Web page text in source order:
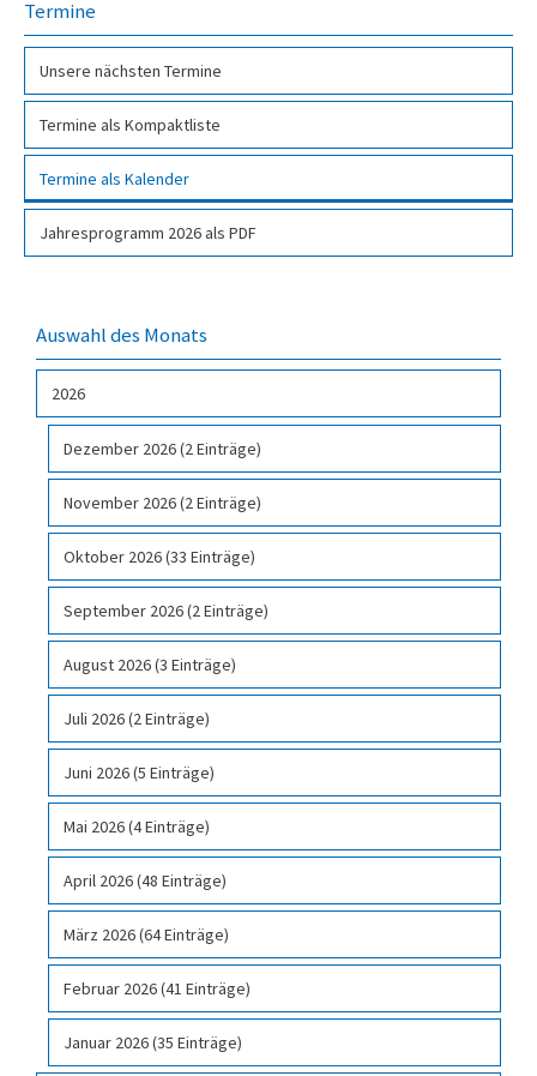
Termine
Unsere nächsten Termine
Termine als Kompakt­liste
Termine als Kalender
Jahresprogramm 2026 als PDF­
Auswahl des Monats
2026
Dezember 2026 (2 Einträge)
November 2026 (2 Einträge)
Oktober 2026 (33 Einträge)
September 2026 (2 Einträge)
August 2026 (3 Einträge)
Juli 2026 (2 Einträge)
Juni 2026 (5 Einträge)
Mai 2026 (4 Einträge)
April 2026 (48 Einträge)
März 2026 (64 Einträge)
Februar 2026 (41 Einträge)
Januar 2026 (35 Einträge)